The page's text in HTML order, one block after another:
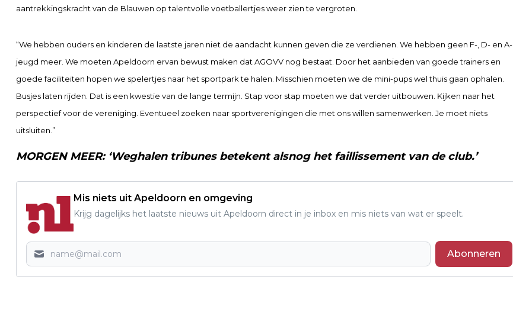
aantrekkingskracht van de Blauwen op talentvolle voetballertjes weer zien te vergroten.
“We hebben ouders en kinderen de laatste jaren niet de aandacht kunnen geven die ze verdienen. We hebben geen F-, D- en A-
jeugd meer. We moeten Apeldoorn ervan bewust maken dat AGOVV nog bestaat. Door het aanbieden van goede trainers en
goede faciliteiten hopen we spelertjes naar het sportpark te halen. Misschien moeten we de mini-pups wel thuis gaan ophalen.
Busjes laten rijden. Dat is een kwestie van de lange termijn. Stap voor stap moeten we dat verder uitbouwen. Kijken naar het
perspectief voor de vereniging. Eventueel zoeken naar sportverenigingen die met ons willen samenwerken. Je moet niets
uitsluiten.”
MORGEN MEER: ‘Weghalen tribunes betekent alsnog het faillissement van de club.’
Mis niets uit Apeldoorn en omgeving
Krijg dagelijks het laatste nieuws uit Apeldoorn direct in je inbox en mis niets van wat er speelt.
Abonneren